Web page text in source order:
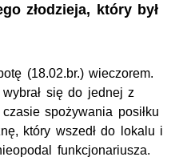
złodzieja, który był
(18.02.br.) wieczorem.
się do jednej z
spożywania posiłku
który wszedł do lokalu i
funkcjonariusza.